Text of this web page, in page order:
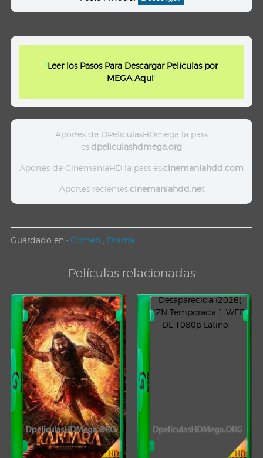
"Leer los Pasos Para Descargar Peliculas por
MEGA Aqui"
Aportes de DPeliculasHDmega la pass
es:dpeliculashdmega.org
Aportes de CinemaniaHD la pass es:cinemaniahdd.com
Aportes recientes:cinemaniahdd.net
Guardado en : Crimen Drama
Películas relacionadas